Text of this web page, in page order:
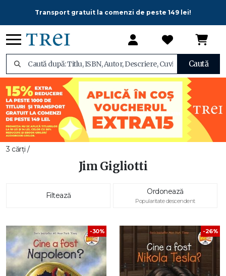
Transport gratuit la comenzi de peste 149 lei!
Caută
3 cărți /
Jim Gigliotti
Filtează Ordonează
Popularitate descendent
-30% -26%